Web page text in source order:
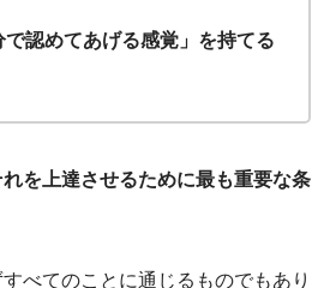
で認めてあげる感覚」を持てる
を上達させるために最も重要な条
べてのことに通じるものでもあり